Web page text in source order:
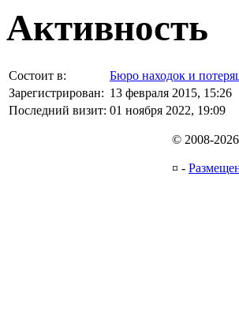
Активность
Состоит в:
Бюро находок и
Зарегистрирован: 13 февраля 2015, 15:26
Последний визит: 01 ноября 2022, 19:09
© 2008-2026
¤ -